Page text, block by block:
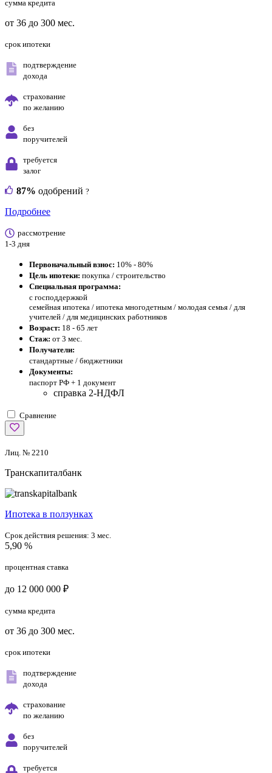
сумма кредита
от 36 до 300 мес.
срок ипотеки
подтверждение
дохода
страхование
по желанию
без
поручителей
требуется
залог
87% одобрений ?
Подробнее
рассмотрение
1-3 дня
Первоначальный взнос: 10% - 80%
Цель ипотеки: покупка / строительство
Специальная программа:
с господдержкой
семейная ипотека / ипотека многодетным / молодая семья / для
учителей / для медицинских работников
Возраст: 18 - 65 лет
Стаж: от 3 мес.
Получатели:
стандартные / бюджетники
Документы:
паспорт РФ + 1 документ
справка 2-НДФЛ
Сравнение
Лиц. № 2210
Транскапиталбанк
Ипотека в ползунках
Срок действия решения: 3 мес.
5,90 %
процентная ставка
до 12 000 000 ₽
сумма кредита
от 36 до 300 мес.
срок ипотеки
подтверждение
дохода
страхование
по желанию
без
поручителей
требуется